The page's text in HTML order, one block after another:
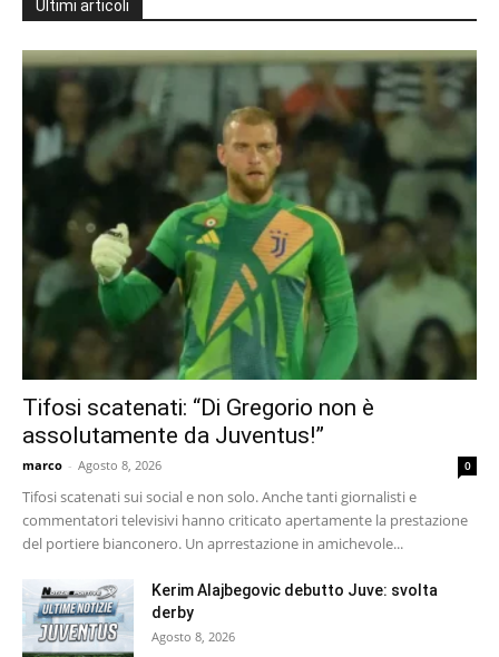
Ultimi articoli
Tifosi scatenati: “Di Gregorio non è
assolutamente da Juventus!”
marco - Agosto 8, 2026 0
Tifosi scatenati sui social e non solo. Anche tanti giornalisti e
commentatori televisivi hanno criticato apertamente la prestazione
del portiere bianconero. Un aprrestazione in amichevole...
Kerim Alajbegovic debutto Juve: svolta
derby
Agosto 8, 2026